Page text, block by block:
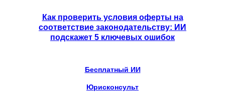
Как проверить условия оферты на
соответствие законодательству: ИИ
подскажет 5 ключевых ошибок
Бесплатный ИИ
Юрисконсульт